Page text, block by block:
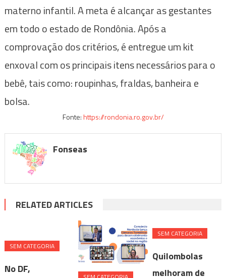
materno infantil. A meta é alcançar as gestantes
em todo o estado de Rondônia. Após a
comprovação dos critérios, é entregue um kit
enxoval com os principais itens necessários para o
bebê, tais como: roupinhas, fraldas, banheira e
bolsa.
Fonte:https://rondonia.ro.gov.br/
Fonseas
RELATED ARTICLES
SEM CATEGORIA
No DF,
SEM CATEGORIA
Quilombolas
melhoram de